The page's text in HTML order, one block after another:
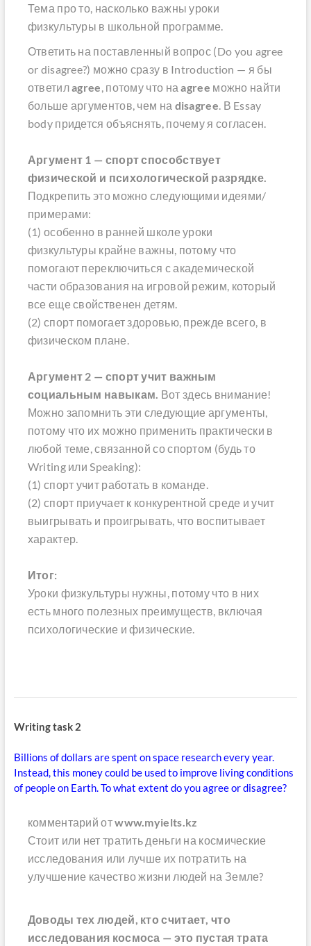
Тема про то, насколько важны уроки
физкультуры в школьной программе.
Ответить на поставленный вопрос (Do you agree
or disagree?) можно сразу в Introduction — я бы
ответилagree, потому что наagree можно найти
больше аргументов, чем на disagree. В Essay
body придется объяснять, почему я согласен.
Аргумент 1 — спорт способствует
физической и психологической разрядке.
Подкрепить это можно следующими идеями/
примерами:
(1) особенно в ранней школе уроки
физкультуры крайне важны, потому что
помогают переключиться с академической
части образования на игровой режим, который
все еще свойственен детям.
(2) спорт помогает здоровью, прежде всего, в
физическом плане.
Аргумент 2 — спорт учит важным
социальным навыкам. Вот здесь внимание!
Можно запомнить эти следующие аргументы,
потому что их можно применить практически в
любой теме, связанной со спортом (будь то
Writing или Speaking):
(1) спорт учит работать в команде.
(2) спорт приучает к конкурентной среде и учит
выигрывать и проигрывать, что воспитывает
характер.
Итог:
Уроки физкультуры нужны, потому что в них
есть много полезных преимуществ, включая
психологические и физические.
Writing task 2
Billions of dollars are spent on space research every year.
Instead, this money could be used to improve living conditions
of people on Earth. To what extent do you agree or disagree?
комментарий отwww.myielts.kz
Стоит или нет тратить деньги на космические
исследования или лучше их потратить на
улучшение качество жизни людей на Земле?
Доводы тех людей, кто считает, что
исследования космоса — это пустая трата